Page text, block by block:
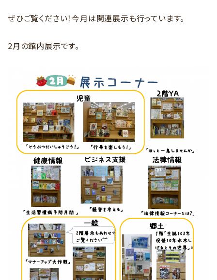
ぜひご覧ください！今月は関連展示も行っています。
2月の館内展示です。